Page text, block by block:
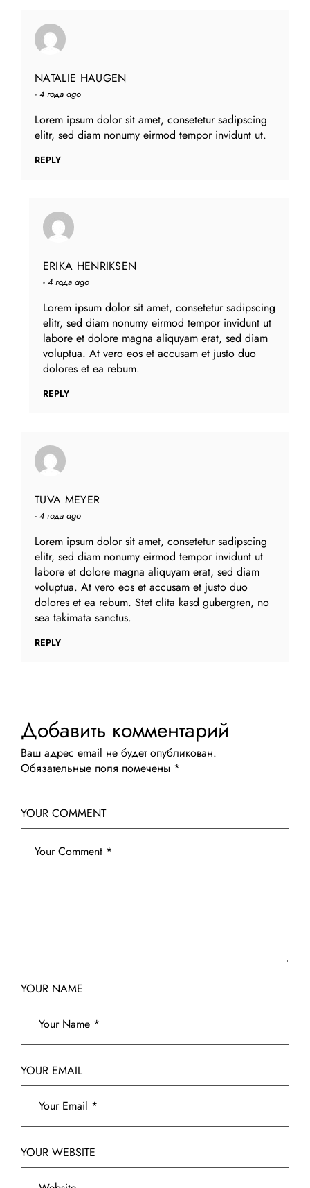
NATALIE HAUGEN
4 года ago
Lorem ipsum dolor sit amet, consetetur sadipscing
elitr, sed diam nonumy eirmod tempor invidunt ut.
REPLY
ERIKA HENRIKSEN
4 года ago
Lorem ipsum dolor sit amet, consetetur sadipscing
elitr, sed diam nonumy eirmod tempor invidunt ut
labore et dolore magna aliquyam erat, sed diam
voluptua. At vero eos et accusam et justo duo
dolores et ea rebum.
REPLY
TUVA MEYER
4 года ago
Lorem ipsum dolor sit amet, consetetur sadipscing
elitr, sed diam nonumy eirmod tempor invidunt ut
labore et dolore magna aliquyam erat, sed diam
voluptua. At vero eos et accusam et justo duo
dolores et ea rebum. Stet clita kasd gubergren, no
sea takimata sanctus.
REPLY
Добавить комментарий
Ваш адрес email не будет опубликован.
Обязательные поля помечены *
YOUR COMMENT
YOUR NAME
YOUR EMAIL
YOUR WEBSITE